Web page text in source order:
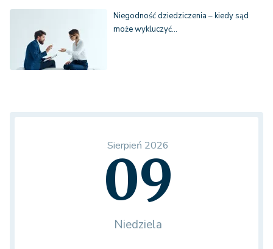
Niegodność dziedziczenia – kiedy sąd
może wykluczyć…
Sierpień 2026
09
Niedziela